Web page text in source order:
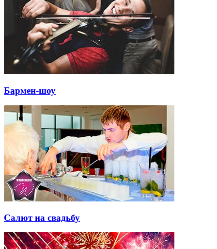
Бармен-шоу
Салют на свадьбу